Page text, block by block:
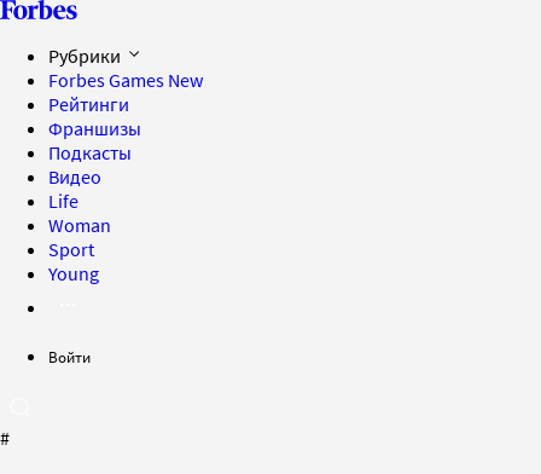
Рубрики
Forbes Games New
Рейтинги
Франшизы
Подкасты
Видео
Life
Woman
Sport
Young
Войти
#